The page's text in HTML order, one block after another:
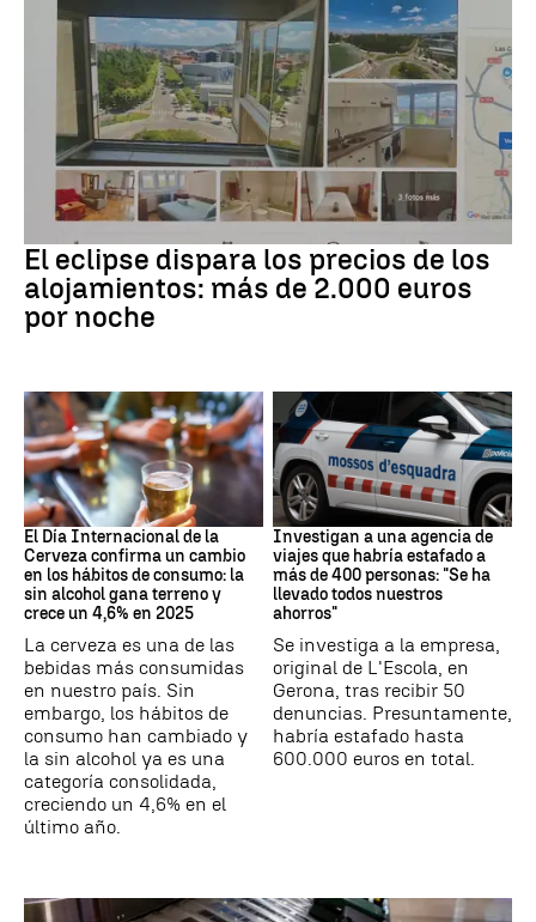
Eclipse solar
El eclipse dispara los precios de los
alojamientos: más de 2.000 euros
por noche
Día Internacional Cerveza
El Día Internacional de la
Cerveza confirma un cambio
en los hábitos de consumo: la
sin alcohol gana terreno y
crece un 4,6% en 2025
La cerveza es una de las
bebidas más consumidas
en nuestro país. Sin
embargo, los hábitos de
consumo han cambiado y
la sin alcohol ya es una
categoría consolidada,
creciendo un 4,6% en el
último año.
Estafa
Investigan a una agencia de
viajes que habría estafado a
más de 400 personas: "Se ha
llevado todos nuestros
ahorros"
Se investiga a la empresa,
original de L'Escola, en
Gerona, tras recibir 50
denuncias. Presuntamente,
habría estafado hasta
600.000 euros en total.